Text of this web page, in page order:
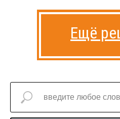
Ещё